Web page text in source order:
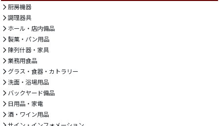
厨房機器
調理器具
ホール・店内備品
製菓・パン用品
陳列什器・家具
業務用食品
グラス・食器・カトラリー
洗面・浴場用品
バックヤード備品
日用品・家電
酒・ワイン用品